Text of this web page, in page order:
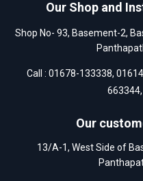
Our Shop and
Shop No- 93, Basement-2,
Call : 01678-133338,
663344,
Our
13/A-1, West Side of